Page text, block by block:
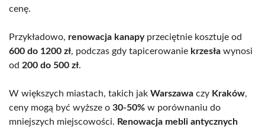
cenę.
Przykładowo, renowacja kanapyprzeciętnie kosztuje od
600 do 1200 zł, podczas gdy tapicerowanie krzesła wynosi
od 200 do 500 zł.
W większych miastach, takich jak Warszawa czy Kraków,
ceny mogą być wyższe o 30-50% w porównaniu do
mniejszych miejscowości. Renowacja mebli antycznych